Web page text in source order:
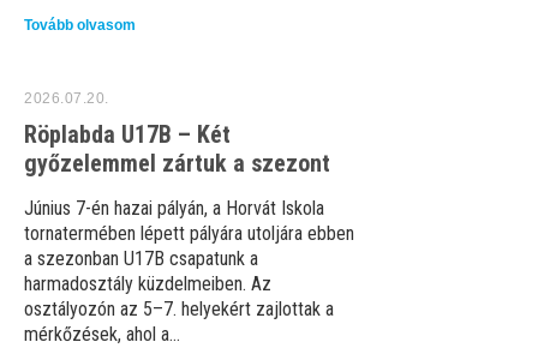
Tovább olvasom
2026.07.20.
Röplabda U17B – Két
győzelemmel zártuk a szezont
Június 7-én hazai pályán, a Horvát Iskola
tornatermében lépett pályára utoljára ebben
a szezonban U17B csapatunk a
harmadosztály küzdelmeiben. Az
osztályozón az 5–7. helyekért zajlottak a
mérkőzések, ahol a...